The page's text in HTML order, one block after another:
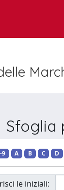
Sfoglia
9 A B C D
le iniziali: